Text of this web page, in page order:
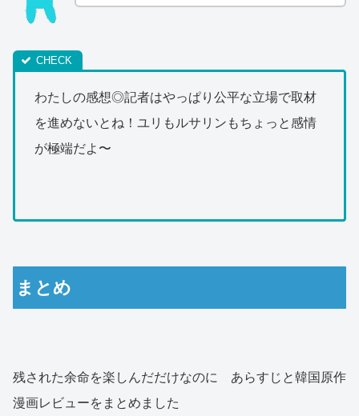
わたしの感想◎記者はやっぱり公平な立場で取材
を進めないとね！ユリもルサリンもちょっと感情
が極端だよ〜
まとめ
残された余命を楽しんだだけなのに あらすじと韓国原作
漫画レビューをまとめました